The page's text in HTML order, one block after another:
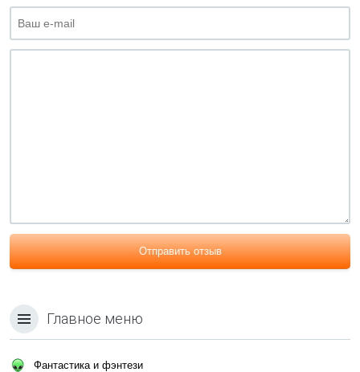
Отправить отзыв
Главное меню
Фантастика и фэнтези